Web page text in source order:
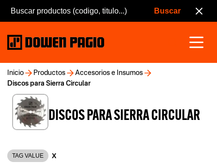
Inicio Productos
Accesorios e Insumos
Discos para Sierra Circular
DISCOS PARA SIERRA CIRCULAR
TAG VALUE X